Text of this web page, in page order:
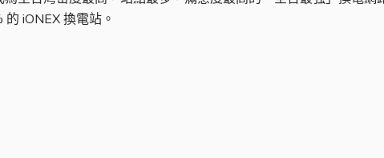
iONEX 換電站。